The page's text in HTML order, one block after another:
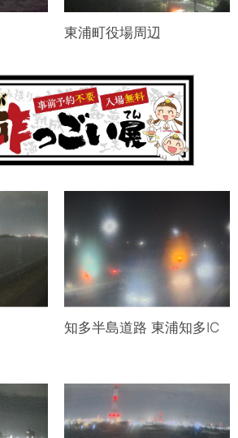
東浦町役場周辺
知多半島道路 東浦知多IC